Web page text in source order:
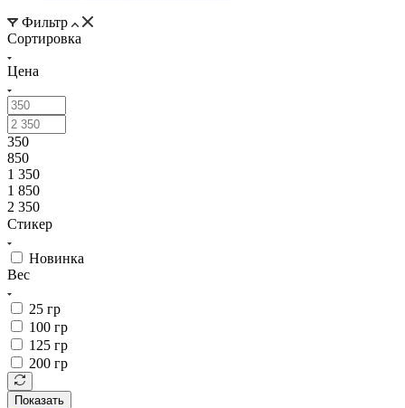
Фильтр
Сортировка
Цена
350
850
1 350
1 850
2 350
Стикер
Новинка
Вес
25 гр
100 гр
125 гр
200 гр
Показать